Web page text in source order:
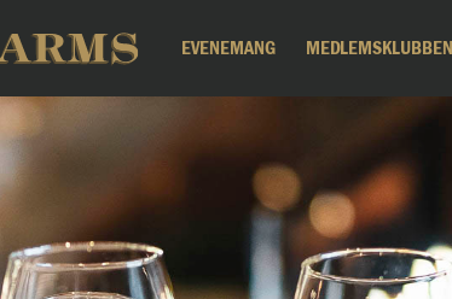
EVENEMANG MEDLEMSKLUBBEN